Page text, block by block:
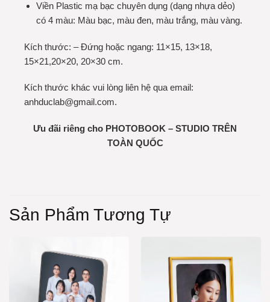
Viền Plastic mạ bạc chuyên dụng (dạng nhựa dẻo)
có 4 màu: Màu bạc, màu đen, màu trắng, màu vàng.
Kích thước: – Đứng hoặc ngang: 11×15, 13×18,
15×21,20×20, 20×30 cm.
Kích thước khác vui lòng liên hệ qua email:
anhduclab@gmail.com.
Ưu đãi riêng cho PHOTOBOOK – STUDIO TRÊN
TOÀN QUỐC
Sản Phẩm Tương Tự